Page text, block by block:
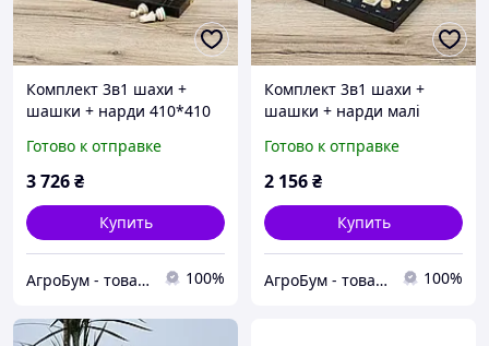
Комплект 3в1 шахи +
шашки + нарди 410*410
Готово к отправке
3 726₴
Купить
АгроБум - товары для дома, сада и огорода 100%
Комплект 3в1 шахи +
шашки + нарди малі
Презент СН 142
Готово к отправке
2 156₴
Купить
АгроБум - товары для дома, сада и огорода 100%